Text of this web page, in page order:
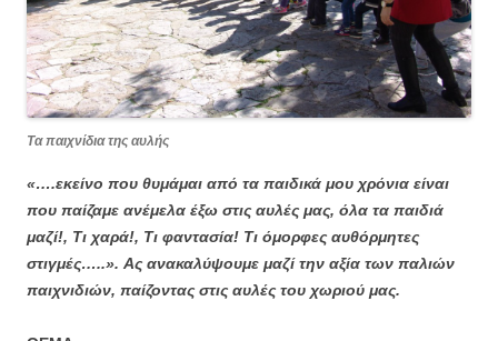
Τα παιχνίδια της αυλής
«….εκείνο που θυμάμαι από τα παιδικά μου χρόνια είναι
που παίζαμε ανέμελα έξω στις αυλές μας, όλα τα παιδιά
μαζί!, Τι χαρά!, Τι φαντασία! Τι όμορφες αυθόρμητες
στιγμές…..». Ας ανακαλύψουμε μαζί την αξία των παλιών
παιχνιδιών, παίζοντας στις αυλές του χωριού μας.